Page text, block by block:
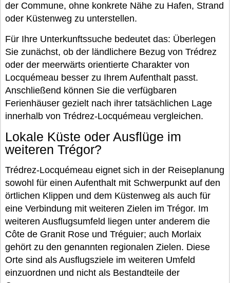
der Commune, ohne konkrete Nähe zu Hafen, Strand
oder Küstenweg zu unterstellen.
Für Ihre Unterkunftssuche bedeutet das: Überlegen
Sie zunächst, ob der ländlichere Bezug von Trédrez
oder der meerwärts orientierte Charakter von
Locquémeau besser zu Ihrem Aufenthalt passt.
Anschließend können Sie die verfügbaren
Ferienhäuser gezielt nach ihrer tatsächlichen Lage
innerhalb von Trédrez-Locquémeau vergleichen.
Lokale Küste oder Ausflüge im
weiteren Trégor?
Trédrez-Locquémeau eignet sich in der Reiseplanung
sowohl für einen Aufenthalt mit Schwerpunkt auf den
örtlichen Klippen und dem Küstenweg als auch für
eine Verbindung mit weiteren Zielen im Trégor. Im
weiteren Ausflugsumfeld liegen unter anderem die
Côte de Granit Rose und Tréguier; auch Morlaix
gehört zu den genannten regionalen Zielen. Diese
Orte sind als Ausflugsziele im weiteren Umfeld
einzuordnen und nicht als Bestandteile der